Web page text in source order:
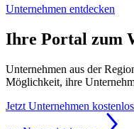
Unternehmen entdecken
Ihre Portal zum
Unternehmen aus der
Möglichkeit, ihre
Jetzt Unternehmen